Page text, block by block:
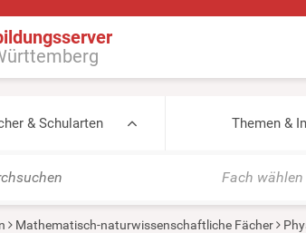
& Schularten Themen &
Fach wählen
Mathematisch-naturwissenschaftliche Fächer